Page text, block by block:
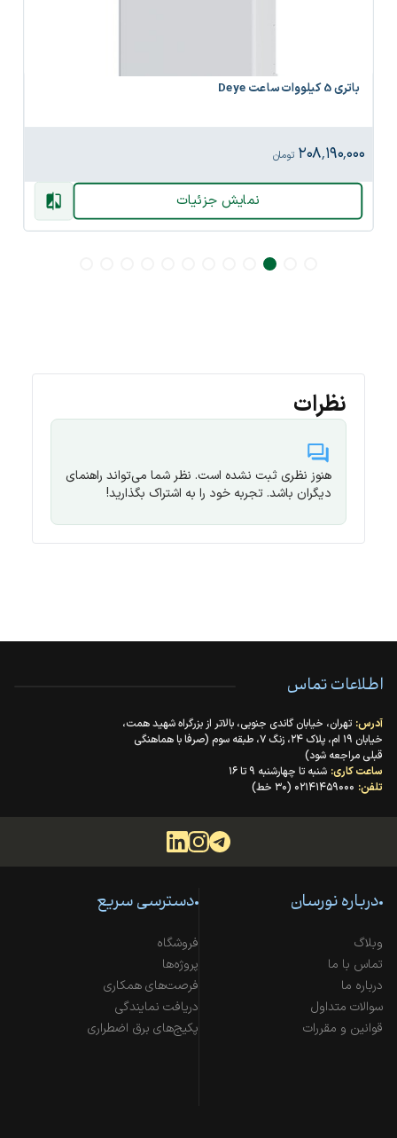
باتری 5 کیلووات ساعت Deye
۲۰۸٬۱۹۰٬۰۰۰ تومان
نمایش جزئیات
نظرات
هنوز نظری ثبت نشده است. نظر شما می‌تواند راهنمای
دیگران باشد. تجربه خود را به اشتراک بگذارید!
اطلاعات تماس
آدرس: تهران، خیابان گاندی جنوبی، بالاتر از بزرگراه شهید همت،
خیابان ۱۹ ام، پلاک ۲۴، زنگ ۷، طبقه سوم (صرفا با هماهنگی
قبلی مراجعه شود)
ساعت کاری: شنبه تا چهارشنبه ۹ تا ۱۶
تلفن: ۰۲۱۴۱۴۵۹۰۰۰ (۳۰ خط)
درباره نورسان
وبلاگ
تماس با ما
درباره ما
سوالات متداول
قوانین و مقررات
دسترسی سریع
فروشگاه
پروژه‌ها
فرصت‌های همکاری
دریافت نمایندگی
پکیج‌های برق اضطراری